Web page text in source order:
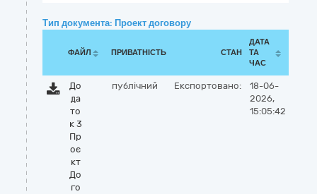
Тип документа: Проект договору
ФАЙЛ ПРИВАТНІСТЬ СТАН
ДАТА
ТА
ЧАС
До
да
то
к 3
Пр
оє
кт
До
го
публічний Експортовано:
18-06-
2026,
15:05:42